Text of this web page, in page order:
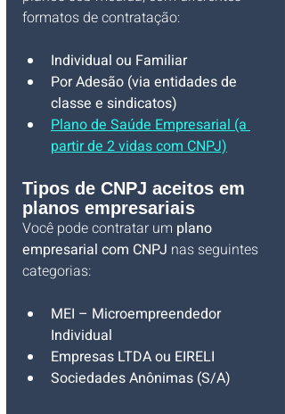
formatos de contratação:
Individual ou Familiar
Por Adesão (via entidades de
classe e sindicatos)
Plano de Saúde Empresarial (a
partir de 2 vidas com CNPJ)
Tipos de CNPJ aceitos em
planos empresariais
Você pode contratar um plano
empresarial com CNPJ nas seguintes
categorias:
MEI – Microempreendedor
Individual
Empresas LTDA ou EIRELI
Sociedades Anônimas (S/A)